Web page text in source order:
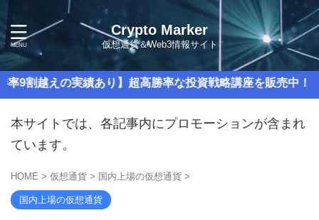
Crypto Marker
仮想通貨＆Web3情報サイト
実績あり】超高勝率な投資戦略講座を販売中！
本サイトでは、各記事内にプロモーションが含まれ
ています。
HOME > 仮想通貨 > 国内上場の仮想通貨 >
国内上場の仮想通貨